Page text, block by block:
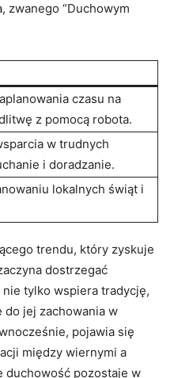
zwanego “Duchowym
czasu na
z pomocą robota.
w trudnych
i doradzanie.
lokalnych świąt i
trendu, który zyskuje
dostrzegać
tylko wspiera tradycję,
do jej zachowania w
pojawia się
między wiernymi a
duchowość pozostaje w